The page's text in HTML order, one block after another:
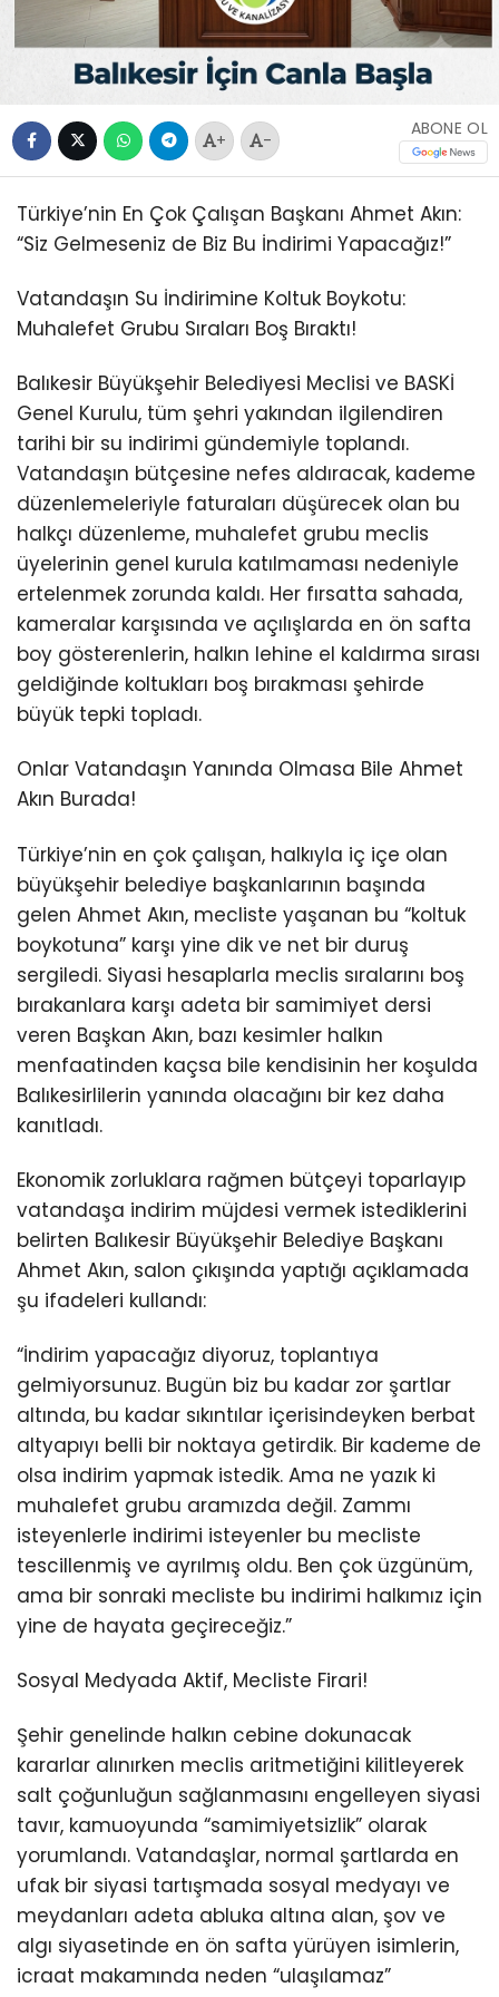
+ -
ABONE OL
Türkiye’nin En Çok Çalışan Başkanı Ahmet Akın:
“Siz Gelmeseniz de Biz Bu İndirimi Yapacağız!”
Vatandaşın Su İndirimine Koltuk Boykotu:
Muhalefet Grubu Sıraları Boş Bıraktı!
Balıkesir Büyükşehir Belediyesi Meclisi ve BASKİ
Genel Kurulu, tüm şehri yakından ilgilendiren
tarihi bir su indirimi gündemiyle toplandı.
Vatandaşın bütçesine nefes aldıracak, kademe
düzenlemeleriyle faturaları düşürecek olan bu
halkçı düzenleme, muhalefet grubu meclis
üyelerinin genel kurula katılmaması nedeniyle
ertelenmek zorunda kaldı. Her fırsatta sahada,
kameralar karşısında ve açılışlarda en ön safta
boy gösterenlerin, halkın lehine el kaldırma sırası
geldiğinde koltukları boş bırakması şehirde
büyük tepki topladı.
Onlar Vatandaşın Yanında Olmasa Bile Ahmet
Akın Burada!
Türkiye’nin en çok çalışan, halkıyla iç içe olan
büyükşehir belediye başkanlarının başında
gelen Ahmet Akın, mecliste yaşanan bu “koltuk
boykotuna” karşı yine dik ve net bir duruş
sergiledi. Siyasi hesaplarla meclis sıralarını boş
bırakanlara karşı adeta bir samimiyet dersi
veren Başkan Akın, bazı kesimler halkın
menfaatinden kaçsa bile kendisinin her koşulda
Balıkesirlilerin yanında olacağını bir kez daha
kanıtladı.
Ekonomik zorluklara rağmen bütçeyi toparlayıp
vatandaşa indirim müjdesi vermek istediklerini
belirten Balıkesir Büyükşehir Belediye Başkanı
Ahmet Akın, salon çıkışında yaptığı açıklamada
şu ifadeleri kullandı:
“İndirim yapacağız diyoruz, toplantıya
gelmiyorsunuz. Bugün biz bu kadar zor şartlar
altında, bu kadar sıkıntılar içerisindeyken berbat
altyapıyı belli bir noktaya getirdik. Bir kademe de
olsa indirim yapmak istedik. Ama ne yazık ki
muhalefet grubu aramızda değil. Zammı
isteyenlerle indirimi isteyenler bu mecliste
tescillenmiş ve ayrılmış oldu. Ben çok üzgünüm,
ama bir sonraki mecliste bu indirimi halkımız için
yine de hayata geçireceğiz.”
Sosyal Medyada Aktif, Mecliste Firari!
Şehir genelinde halkın cebine dokunacak
kararlar alınırken meclis aritmetiğini kilitleyerek
salt çoğunluğun sağlanmasını engelleyen siyasi
tavır, kamuoyunda “samimiyetsizlik” olarak
yorumlandı. Vatandaşlar, normal şartlarda en
ufak bir siyasi tartışmada sosyal medyayı ve
meydanları adeta abluka altına alan, şov ve
algı siyasetinde en ön safta yürüyen isimlerin,
icraat makamında neden “ulaşılamaz”